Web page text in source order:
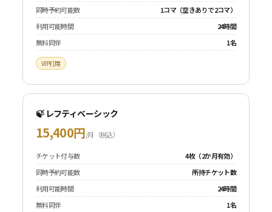
同時予約可能数
1コマ（空きありで2コマ）
利用可能時間
24時間
無料同伴
1名
VIP打席
🍃 レフティベーシック
15,400円/月（税込）
チケット付与数
4枚（2か月有効）
同時予約可能数
所持チケット数
利用可能時間
24時間
無料同伴
1名